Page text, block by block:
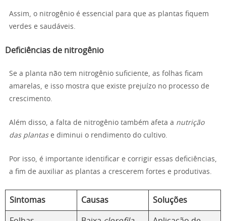
Assim, o nitrogênio é essencial para que as plantas fiquem
verdes e saudáveis.
Deficiências de nitrogênio
Se a planta não tem nitrogênio suficiente, as folhas ficam
amarelas, e isso mostra que existe prejuízo no processo de
crescimento.
Além disso, a falta de nitrogênio também afeta a nutrição
das plantase diminui o rendimento do cultivo.
Por isso, é importante identificar e corrigir essas deficiências,
a fim de auxiliar as plantas a crescerem fortes e produtivas.
Sintomas Causas Soluções